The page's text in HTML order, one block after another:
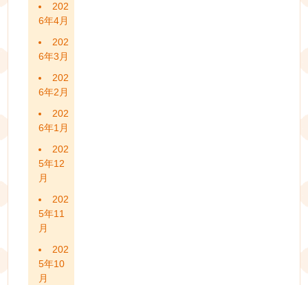
202
6年4月
202
6年3月
202
6年2月
202
6年1月
202
5年12
月
202
5年11
月
202
5年10
月